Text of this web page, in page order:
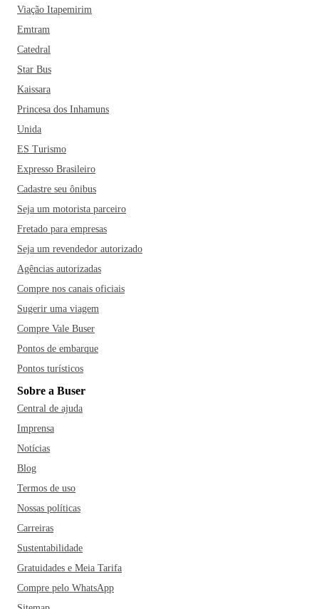
Viação Itapemirim
Emtram
Catedral
Star Bus
Kaissara
Princesa dos Inhamuns
Unida
ES Turismo
Expresso Brasileiro
Cadastre seu ônibus
Seja um motorista parceiro
Fretado para empresas
Seja um revendedor autorizado
Agências autorizadas
Compre nos canais oficiais
Sugerir uma viagem
Compre Vale Buser
Pontos de embarque
Pontos turísticos
Sobre a Buser
Central de ajuda
Imprensa
Notícias
Blog
Termos de uso
Nossas políticas
Carreiras
Sustentabilidade
Gratuidades e Meia Tarifa
Compre pelo WhatsApp